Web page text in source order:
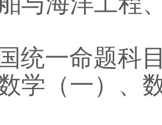
统一命题科
学（一）、